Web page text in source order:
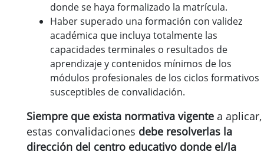
donde se haya formalizado la matrícula.
Haber superado una formación con validez
académica que incluya totalmente las
capacidades terminales o resultados de
aprendizaje y contenidos mínimos de los
módulos profesionales de los ciclos formativos
susceptibles de convalidación.
Siempre que exista normativa vigente a aplicar,
estas convalidaciones debe resolverlas la
dirección del centro educativo donde el/la